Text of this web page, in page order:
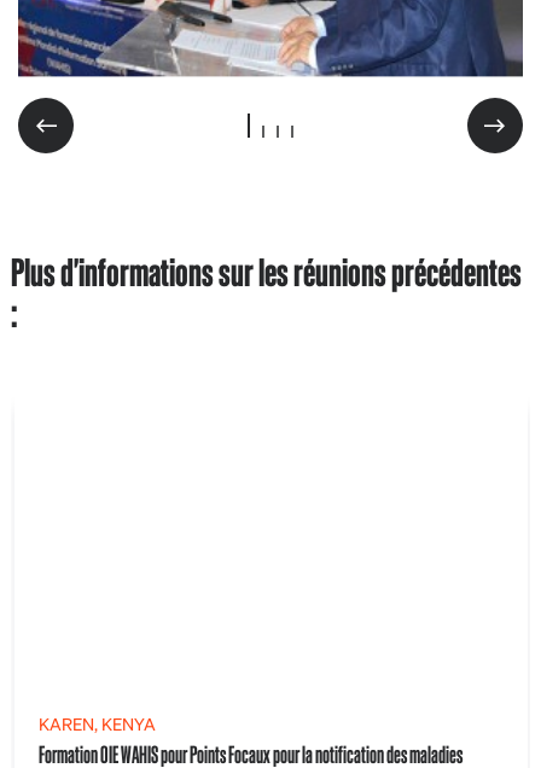
Plus d'informations sur les réunions précédentes
:
KAREN, KENYA
Formation OIE WAHIS pour Points Focaux pour la notification des maladies